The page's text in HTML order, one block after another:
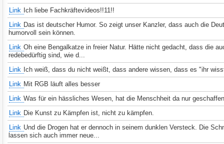
Link Ich liebe Fachkräftevideos!!11!!
Link Das ist deutscher Humor. So zeigt unser Kanzler, dass auch die
humorvoll sein können.
Link Oh eine Bengalkatze in freier Natur. Hätte nicht gedacht, dass die
redebedürftig sind, wie d...
Link Ich weiß, dass du nicht weißt, dass andere wissen, dass es "ihr
Link Mit RGB läuft alles besser
Link Was für ein hässliches Wesen, hat die Menschheit da nur
Link Die Kunst zu Kämpfen ist, nicht zu kämpfen.
Link Und die Drogen hat er dennoch in seinem dunklen Versteck. Die
lassen sich auch immer neue...